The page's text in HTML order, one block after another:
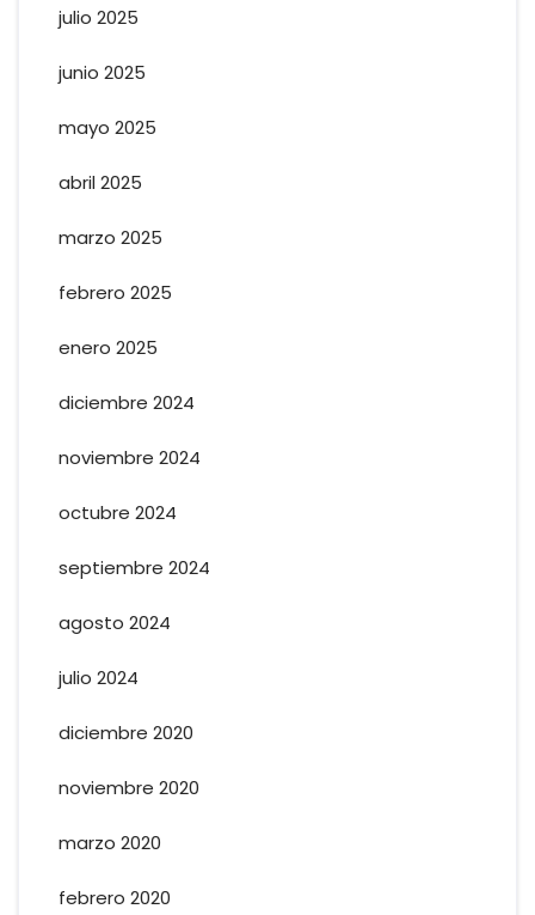
julio 2025
junio 2025
mayo 2025
abril 2025
marzo 2025
febrero 2025
enero 2025
diciembre 2024
noviembre 2024
octubre 2024
septiembre 2024
agosto 2024
julio 2024
diciembre 2020
noviembre 2020
marzo 2020
febrero 2020